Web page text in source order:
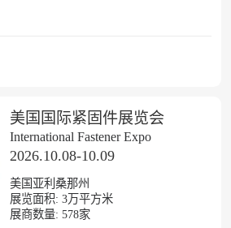
美国国际紧固件展览会
International Fastener Expo
2026.10.08-10.09
美国亚利桑那州
展览面积: 3万平方米
展商数量: 578家